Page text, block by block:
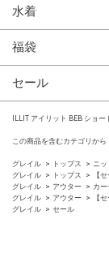
水着
福袋
セール
ILLIT アイリット BEB ショ
この商品を含むカテゴリから
グレイル トップス
ニッ
グレイル
トップス
【
グレイル
アウター
カー
グレイル
アウター
【
グレイル
セール